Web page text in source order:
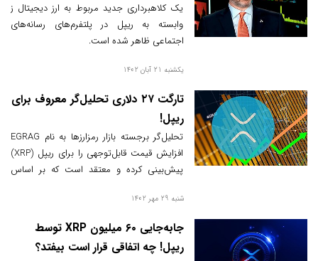
چیست!
یک کلاهبرداری جدید مربوط به ارز دیجیتال ز
وابسته به ریپل در پلتفرم‌های رسانه‌های
اجتماعی ظاهر شده است.
یکشنبه 21 آبان 1402
تارگت ۲۷ دلاری تحلیل‌گر معروف برای
ریپل!
تحلیل‌گر برجسته بازار رمزارزها به نام EGRAG
افزایش قیمت قابل‌توجهی را برای ریپل (XRP)
پیش‌بینی کرده و معتقد است که بر اساس
رسید.
شنبه 29 مهر 1402
جابه‌جایی ۶۰ میلیون XRP توسط
ریپل! چه اتفاقی قرار است بیفتد؟